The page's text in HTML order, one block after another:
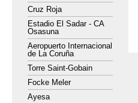
Cruz Roja
Estadio El Sadar - CA
Osasuna
Aeropuerto Internacional
de La Coruña
Torre Saint-Gobain
Focke Meler
Ayesa